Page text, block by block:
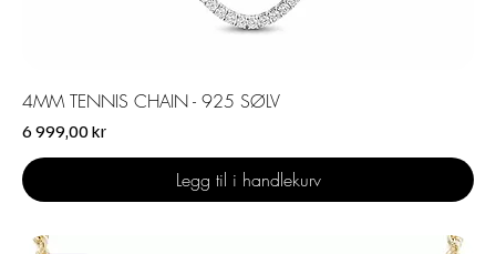
4MM TENNIS CHAIN - 925 SØLV
Pris
6 999,00 kr
Legg til i handlekurv